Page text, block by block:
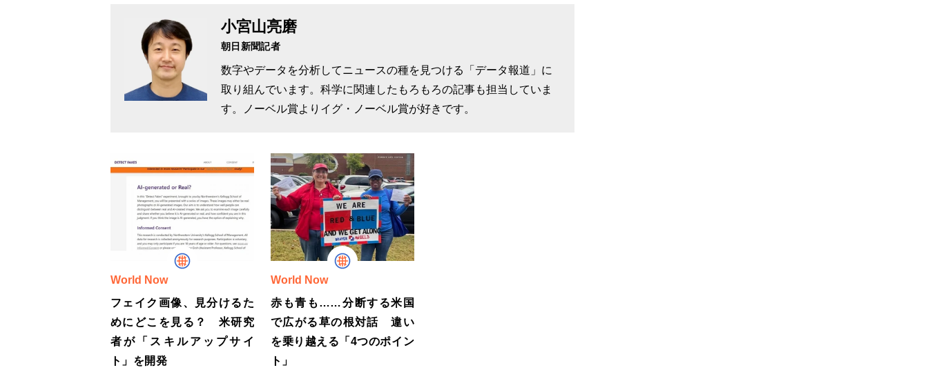
小宮山亮磨
朝日新聞記者
数字やデータを分析してニュースの種を見つける「データ報道」に
取り組んでいます。科学に関連したもろもろの記事も担当していま
す。ノーベル賞よりイグ・ノーベル賞が好きです。
World Now
フェイク画像、見分けるた
めにどこを見る？ 米研究
者が「スキルアップサイ
ト」を開発
World Now
赤も青も……分断する米国
で広がる草の根対話 違い
を乗り越える「4つのポイン
ト」